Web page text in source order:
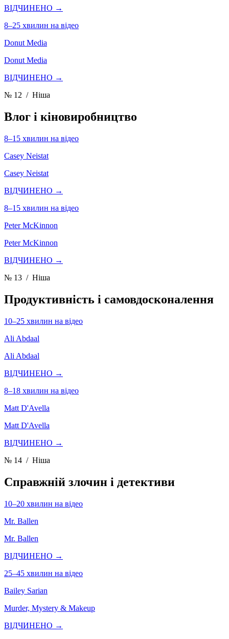
ВІДЧИНЕНО →
8–25 хвилин на відео
Donut Media
Donut Media
ВІДЧИНЕНО →
№ 12 / Ніша
Влог і кіновиробництво
8–15 хвилин на відео
Casey Neistat
Casey Neistat
ВІДЧИНЕНО →
8–15 хвилин на відео
Peter McKinnon
Peter McKinnon
ВІДЧИНЕНО →
№ 13 / Ніша
Продуктивність і самовдосконалення
10–25 хвилин на відео
Ali Abdaal
Ali Abdaal
ВІДЧИНЕНО →
8–18 хвилин на відео
Matt D'Avella
Matt D'Avella
ВІДЧИНЕНО →
№ 14 / Ніша
Справжній злочин і детективи
10–20 хвилин на відео
Mr. Ballen
Mr. Ballen
ВІДЧИНЕНО →
25–45 хвилин на відео
Bailey Sarian
Murder, Mystery & Makeup
ВІДЧИНЕНО →